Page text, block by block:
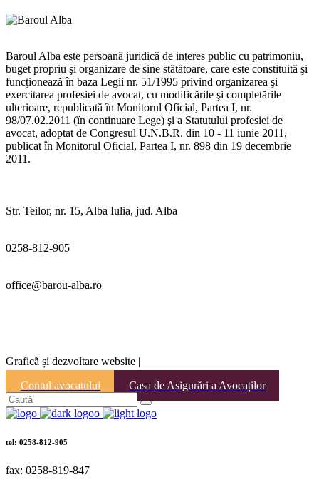
Baroul Alba este persoană juridică de interes public cu patrimoniu,
buget propriu şi organizare de sine stătătoare, care este constituită şi
funcţionează în baza Legii nr. 51/1995 privind organizarea şi
exercitarea profesiei de avocat, cu modificările şi completările
ulterioare, republicată în Monitorul Oficial, Partea I, nr.
98/07.02.2011 (în continuare Lege) şi a Statutului profesiei de
avocat, adoptat de Congresul U.N.B.R. din 10 - 11 iunie 2011,
publicat în Monitorul Oficial, Partea I, nr. 898 din 19 decembrie
2011.
Str. Teilor, nr. 15, Alba Iulia, jud. Alba
0258-812-905
office@barou-alba.ro
Graficã și dezvoltare website |
Contul avocatului
Casa de Asigurări a Avocaților
tel: 0258-812-905
fax: 0258-819-847